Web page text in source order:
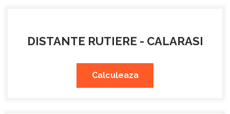
DISTANTE RUTIERE - CALARASI
Calculeaza